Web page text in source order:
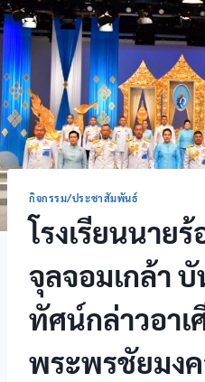
กิจกรรม/ประชาสัมพันธ์
โรงเรียนนาย
จุลจอมเกล้า
ทัศน์กล่าวอาเ
พระพรชัยมง